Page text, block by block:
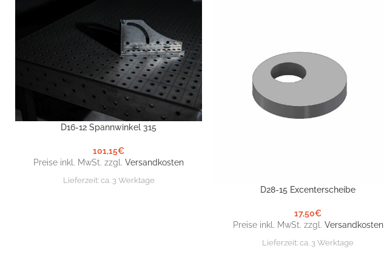
IN DEN WARENKORBD16-12 Spannwinkel 315
101,15€
Preise inkl. MwSt. zzgl.Versandkosten
Lieferzeit: ca. 3 Werktage
IN DEN WARENKORBD28-15 Excenterscheibe
17,50€
Preise inkl. MwSt. zzgl. Versandkosten
Lieferzeit:ca. 3 Werktage